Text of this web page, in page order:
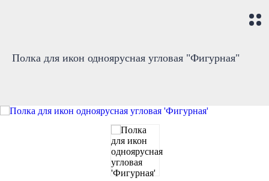
Полка для икон одноярусная угловая "Фигурная"